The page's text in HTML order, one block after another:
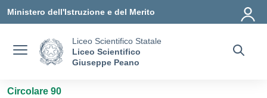
Ministero dell'Istruzione e del Merito
Liceo Scientifico Statale
Liceo Scientifico
Giuseppe Peano
Circolare 90